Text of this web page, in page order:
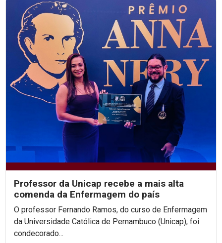
Professor da Unicap recebe a mais alta
comenda da Enfermagem do país
O professor Fernando Ramos, do curso de Enfermagem
da Universidade Católica de Pernambuco (Unicap), foi
condecorado...